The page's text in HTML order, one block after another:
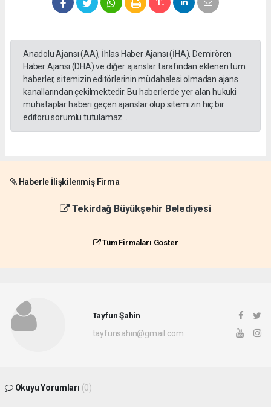
Anadolu Ajansı (AA), İhlas Haber Ajansı (İHA), Demirören
Haber Ajansı (DHA) ve diğer ajanslar tarafından eklenen tüm
haberler, sitemizin editörlerinin müdahalesi olmadan ajans
kanallarından çekilmektedir. Bu haberlerde yer alan hukuki
muhataplar haberi geçen ajanslar olup sitemizin hiç bir
editörü sorumlu tutulamaz...
Haberle İlişkilenmiş Firma
Tekirdağ Büyükşehir Belediyesi
Tüm Firmaları Göster
Tayfun Şahin
tayfunsahin@gmail.com
Okuyu Yorumları (0)